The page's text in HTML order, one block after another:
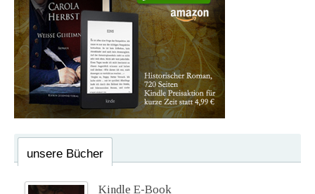
unsere Bücher
Kindle E-Book